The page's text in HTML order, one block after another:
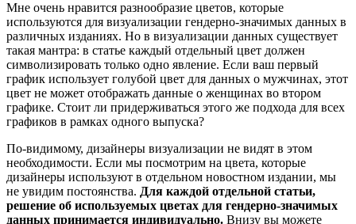
Мне очень нравится разнообразие цветов, которые
используются для визуализации гендерно-значимых данных в
различных изданиях. Но в визуализации данных существует
такая мантра: в статье каждый отдельный цвет должен
символизировать только одно явление. Если ваш первый
график использует голубой цвет для данных о мужчинах, этот
цвет не может отображать данные о женщинах во втором
графике. Стоит ли придерживаться этого же подхода для всех
графиков в рамках одного выпуска?
По-видимому, дизайнеры визуализации не видят в этом
необходимости. Если мы посмотрим на цвета, которые
дизайнеры используют в отдельном новостном издании, мы
не увидим постоянства. Для каждой отдельной статьи,
решение об используемых цветах для гендерно-значимых
данных принимается индивидуально. Внизу вы можете